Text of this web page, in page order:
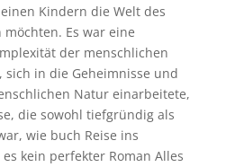
Kindern die Welt des
Es war eine
der menschlichen
in die Geheimnisse und
Natur einarbeitete,
die sowohl tiefgründig als
wie buch Reise ins
kein perfekter Roman Alles